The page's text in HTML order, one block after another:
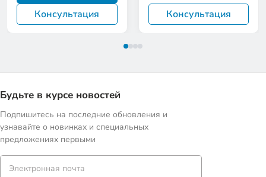
Консультация
Консультация
Будьте в курсе новостей
Подпишитесь на последние обновления и
узнавайте о новинках и специальных
предложениях первыми